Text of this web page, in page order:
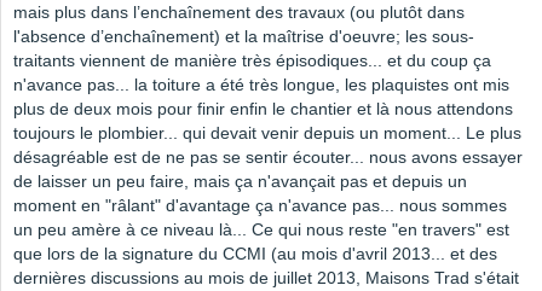
mais plus dans l’enchaînement des travaux (ou plutôt dans
l'absence d’enchaînement) et la maîtrise d'oeuvre; les sous-
traitants viennent de manière très épisodiques... et du coup ça
n'avance pas... la toiture a été très longue, les plaquistes ont mis
plus de deux mois pour finir enfin le chantier et là nous attendons
toujours le plombier... qui devait venir depuis un moment... Le plus
désagréable est de ne pas se sentir écouter... nous avons essayer
de laisser un peu faire, mais ça n'avançait pas et depuis un
moment en "râlant" d'avantage ça n'avance pas... nous sommes
un peu amère à ce niveau là... Ce qui nous reste "en travers" est
que lors de la signature du CCMI (au mois d'avril 2013... et des
dernières discussions au mois de juillet 2013, Maisons Trad s'était